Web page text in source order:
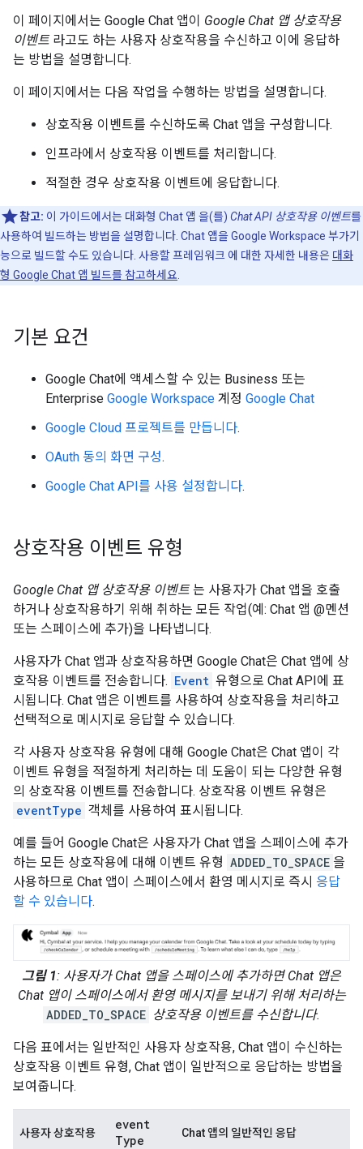
이 페이지에서는 Google Chat 앱이 Google Chat 앱 상호작용
이벤트라고도 하는 사용자 상호작용을 수신하고 이에 응답하
는 방법을 설명합니다.
이 페이지에서는 다음 작업을 수행하는 방법을 설명합니다.
상호작용 이벤트를 수신하도록 Chat 앱을 구성합니다.
인프라에서 상호작용 이벤트를 처리합니다.
적절한 경우 상호작용 이벤트에 응답합니다.
참고: 이 가이드에서는 대화형 Chat 앱 을(를) Chat API 상호작용 이벤트를
사용하여 빌드하는 방법을 설명합니다. Chat 앱을 Google Workspace 부가기
능으로 빌드할 수도 있습니다. 사용할 프레임워크 에 대한 자세한 내용은 대화
형 Google Chat 앱 빌드를 참고하세요
기본 요건
Google Chat에 액세스할 수 있는 Business 또는
Enterprise Google Workspace 계정 Google Chat
Google Cloud 프로젝트를 만듭니다.
OAuth 동의 화면 구성.
Google Chat API를 사용 설정합니다.
상호작용 이벤트 유형
Google Chat 앱 상호작용 이벤트는 사용자가 Chat 앱을 호출
하거나 상호작용하기 위해 취하는 모든 작업(예: Chat 앱 @멘션
또는 스페이스에 추가)을 나타냅니다.
사용자가 Chat 앱과 상호작용하면 Google Chat은 Chat 앱에 상
호작용 이벤트를 전송합니다. Event 유형으로 Chat API에 표
시됩니다. Chat 앱은 이벤트를 사용하여 상호작용을 처리하고
선택적으로 메시지로 응답할 수 있습니다.
각 사용자 상호작용 유형에 대해 Google Chat은 Chat 앱이 각
이벤트 유형을 적절하게 처리하는 데 도움이 되는 다양한 유형
의 상호작용 이벤트를 전송합니다. 상호작용 이벤트 유형은
eventType 객체를 사용하여 표시됩니다.
예를 들어 Google Chat은 사용자가 Chat 앱을 스페이스에 추가
하는 모든 상호작용에 대해 이벤트 유형 ADDED_TO_SPACE 을
사용하므로 Chat 앱이 스페이스에서 환영 메시지로 즉시 응답
할 수 있습니다.
그림 1: 사용자가 Chat 앱을 스페이스에 추가하면 Chat 앱은
Chat 앱이 스페이스에서 환영 메시지를 보내기 위해 처리하는
ADDED_TO_SPACE 상호작용 이벤트를 수신합니다.
다음 표에서는 일반적인 사용자 상호작용, Chat 앱이 수신하는
상호작용 이벤트 유형, Chat 앱이 일반적으로 응답하는 방법을
보여줍니다.
사용자 상호작용
event
Type
Chat 앱의 일반적인 응답